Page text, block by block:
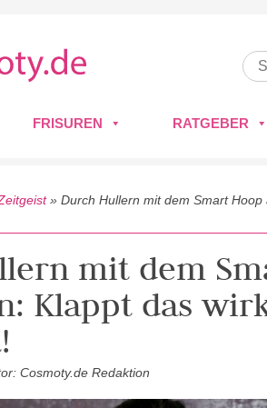
FRISUREN RATGEBER
» Durch Hullern mit dem Smart
mit dem
Klappt das
Cosmoty.de Redaktion